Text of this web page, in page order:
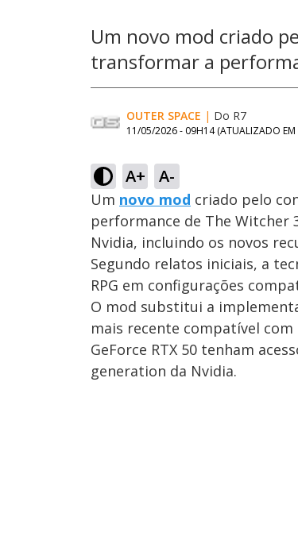
Um novo mod criado
transformar a
OUTER SPACE | Do R7
11/05/2026 - 09H14 (ATUALIZADO EM
A+ A-
Um novo mod criado pelo
performance de The Witcher
Nvidia, incluindo os novos
Segundo relatos iniciais, a
RPG em configurações
O mod substitui a
mais recente compatível com
GeForce RTX 50 tenham
generation da Nvidia.